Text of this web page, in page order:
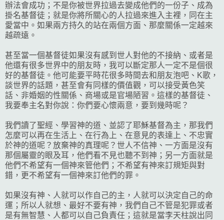
辦法會成功；不是你被世界拉過去變成他們的一份子、成為
掛名基督徒；就是你將所關心的人拉過來進入主裡，同在主
愛當中。如果兩方持久的站在兩個方面、那麼關係一定越來
越疏遠。
甚至當一個基督徒如果沒有感到世人對他的不接納、或者是
他還有很多世界中的朋友時，我可以斷定那人一定不是個很
好的基督徒。他可能要平時花很多時間去和朋友泡吧、K歌，
談世界的話題，甚至會有同樣的價值觀，可以接受黃色笑
話、非婚姻的性關係、商場或是官場陋習。這樣的基督徒、
我要奉主名對你說：你們要心懷兩意，要到幾時呢？
我們讀了聖經、學習神的道、並認了耶穌基督為主，那我們
怎麼可以再在生活上、在行為上、在意見的表達上、不忠實
於神的道呢？放棄神的真理呢？世人不信神、一方面是沒有
那個屬靈的眼及耳，他們看不見也聽不到神；另一方面就是
他們不希望有一個神來管他們；不希望有神來訂規矩與對
錯，更不希望有一個神來訂他們的罪。
如果沒有神、人就可以作自己的主，人就可以決定自己的命
運；所以人就想、最好不要有神，我們自己不管是犯罪或者
是有無智慧、人都可以自己負責任；這就是當李天柱說出同